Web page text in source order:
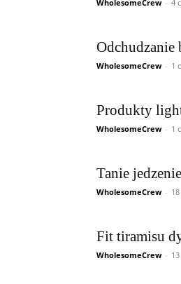
WholesomeCrew - 4
Odchudzanie
WholesomeCrew - 1
Produkty
WholesomeCrew - 1
Tanie
WholesomeCrew -
Fit tiramisu
WholesomeCrew -